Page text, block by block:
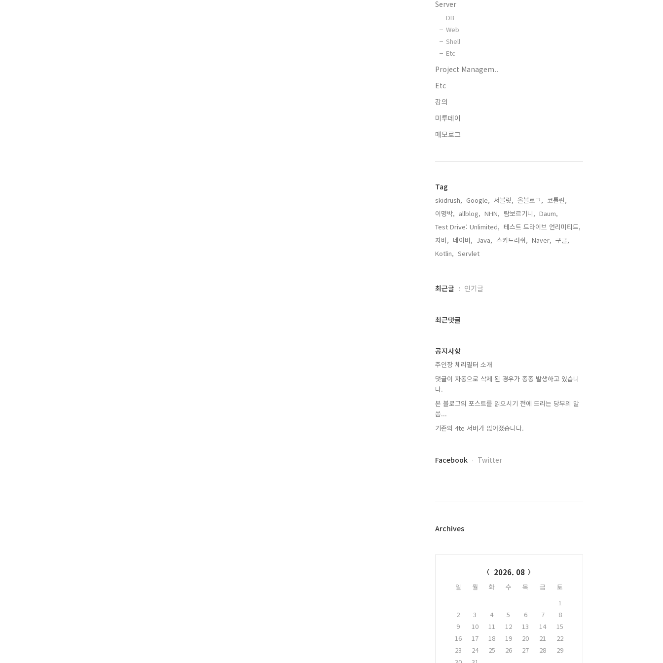
Server
DB
Web
Shell
Etc
Project Managem..
Etc
강의
미투데이
메모로그
Tag
skidrush, Google, 서블릿, 올블로그, 코틀린,
이명박, allblog, NHN, 람보르기니, Daum,
Test Drive: Unlimited, 테스트 드라이브 언리미티드,
자바, 네이버, Java, 스키드러쉬, Naver, 구글,
Kotlin, Servlet,
최
과
글
최근글 인기글
최근댓글
공지사항
주인장 체리필터 소개
댓글이 자동으로 삭제 된 경우가 종종 발생하고 있습니
다.
본 블로그의 포스트를 읽으시기 전에 드리는 당부의 말
씀...
기존의 4te 서버가 없어졌습니다.
페
플
Facebook Twitter
Archives
2026. 08
일 월 화 수 목 금
토
1
2
3 4 5 6 7
8
9
10 11 12 13 14
15
16
17 18 19 20 21
22
23
24 25 26 27 28
29